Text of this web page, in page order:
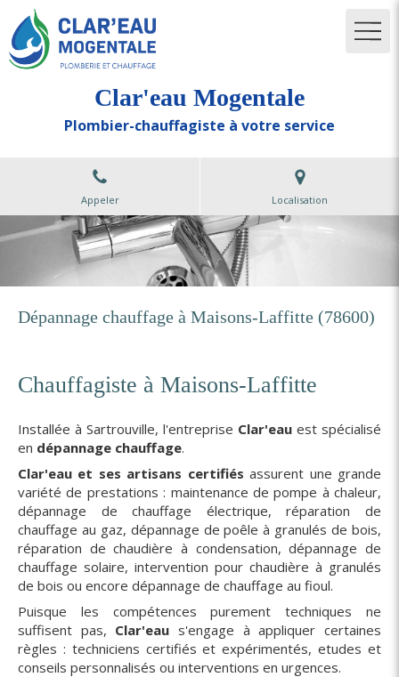
Clar'eau Mogentale
Plombier-chauffagiste à votre service
Appeler Localisation
Dépannage chauffage à Maisons-Laffitte (78600)
Chauffagiste à Maisons-Laffitte
Installée à Sartrouville, l'entreprise Clar'eau est spécialisé
en dépannage chauffage.
Clar'eau et ses artisans certifiés assurent une grande
variété de prestations : maintenance de pompe à chaleur,
dépannage de chauffage électrique, réparation de
chauffage au gaz, dépannage de poêle à granulés de bois,
réparation de chaudière à condensation, dépannage de
chauffage solaire, intervention pour chaudière à granulés
de bois ou encore dépannage de chauffage au fioul.
Puisque les compétences purement techniques ne
suffisent pas, Clar'eau s'engage à appliquer certaines
règles : techniciens certifiés et expérimentés, etudes et
conseils personnalisés ou interventions en urgences.